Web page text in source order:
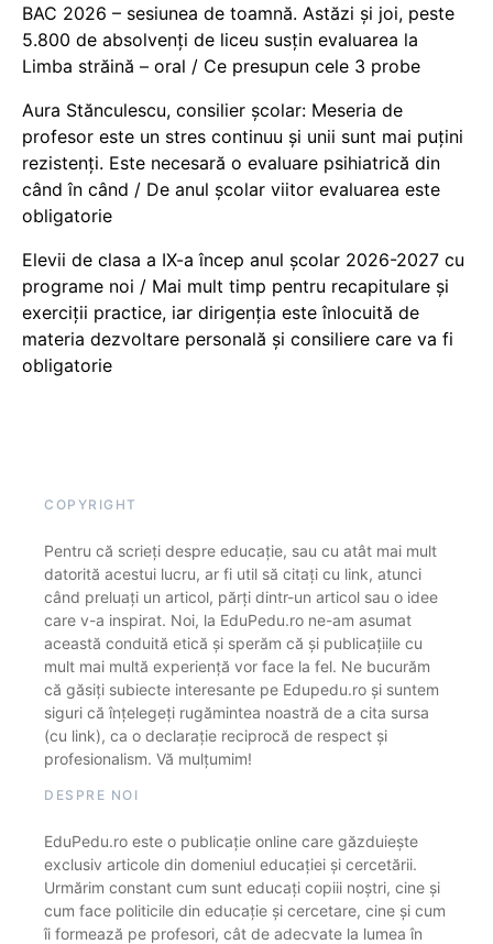
BAC 2026 – sesiunea de toamnă. Astăzi și joi, peste
5.800 de absolvenți de liceu susțin evaluarea la
Limba străină – oral / Ce presupun cele 3 probe
Aura Stănculescu, consilier școlar: Meseria de
profesor este un stres continuu și unii sunt mai puțini
rezistenți. Este necesară o evaluare psihiatrică din
când în când / De anul școlar viitor evaluarea este
obligatorie
Elevii de clasa a IX-a încep anul școlar 2026-2027 cu
programe noi / Mai mult timp pentru recapitulare și
exerciții practice, iar dirigenția este înlocuită de
materia dezvoltare personală și consiliere care va fi
obligatorie
COPYRIGHT
Pentru că scrieți despre educație, sau cu atât mai mult
datorită acestui lucru, ar fi util să citați cu link, atunci
când preluați un articol, părți dintr-un articol sau o idee
care v-a inspirat. Noi, la EduPedu.ro ne-am asumat
această conduită etică și sperăm că și publicațiile cu
mult mai multă experiență vor face la fel. Ne bucurăm
că găsiți subiecte interesante pe Edupedu.ro și suntem
siguri că înțelegeți rugămintea noastră de a cita sursa
(cu link), ca o declarație reciprocă de respect și
profesionalism. Vă mulțumim!
DESPRE NOI
EduPedu.ro este o publicație online care găzduiește
exclusiv articole din domeniul educației și cercetării.
Urmărim constant cum sunt educați copiii noștri, cine și
cum face politicile din educație și cercetare, cine și cum
îi formează pe profesori, cât de adecvate la lumea în